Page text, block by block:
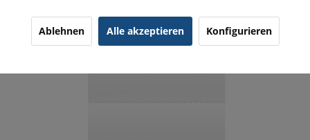
(29)5.00/5.00
Ablehnen Alle akzeptieren Konfigurieren